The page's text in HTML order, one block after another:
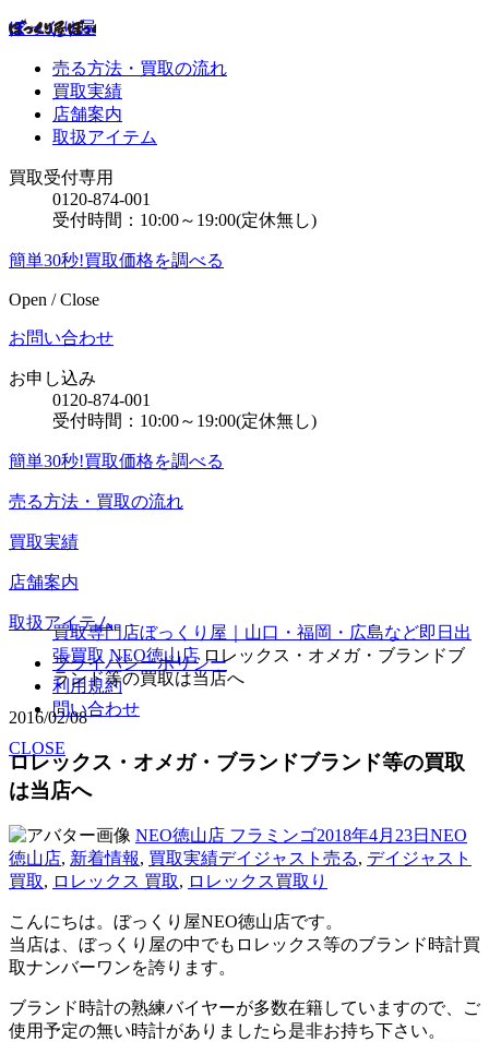
ぼっくり屋
売る方法・買取の流れ
買取実績
店舗案内
取扱アイテム
買取受付専用
0120-874-001
受付時間：10:00～19:00(定休無し)
簡単30秒!買取価格を調べる
Open / Close
お問い合わせ
お申し込み
0120-874-001
受付時間：10:00～19:00(定休無し)
簡単30秒!買取価格を調べる
売る方法・買取の流れ
買取実績
店舗案内
取扱アイテム
プライバシーポリシー
利用規約
問い合わせ
CLOSE
買取専門店ぼっくり屋｜山口・福岡・広島など即日出
張買取 NEO徳山店 ロレックス・オメガ・ブランドブ
ランド等の買取は当店へ
2016/02/08
ロレックス・オメガ・ブランドブランド等の買取
は当店へ
投
稿
者
NEO徳山店 フラミンゴ投
稿
日:
2018年4月23日 カ
テ
NEO
徳山店, 新着情報, 買取実績タ
グ
デイジャスト売る, デイジャスト
買取, ロレックス 買取, ロレックス買取り
こんにちは。ぼっくり屋NEO徳山店です。
当店は、ぼっくり屋の中でもロレックス等のブランド時計買
取ナンバーワンを誇ります。
ブランド時計の熟練バイヤーが多数在籍していますので、ご
使用予定の無い時計がありましたら是非お持ち下さい。